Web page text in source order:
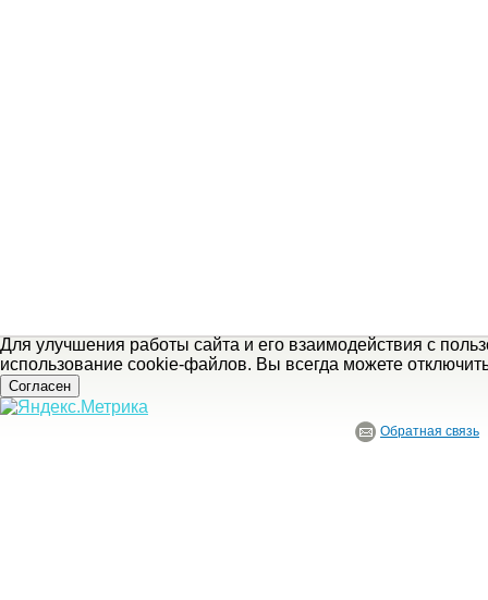
Для улучшения работы сайта и его взаимодействия с
использование cookie-файлов. Вы всегда можете
Согласен
Обратная связь